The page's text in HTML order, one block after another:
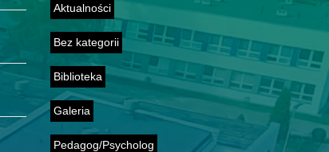
Aktualności
Bez kategorii
Biblioteka
Galeria
Pedagog/Psycholog